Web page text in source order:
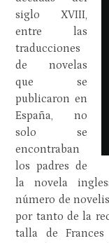
siglo XVIII,
entre las
traducciones
de novelas
que se
publicaron en
España, no
solo se
encontraban
los padres de
la novela
número de
por tanto de la
talla de Frances